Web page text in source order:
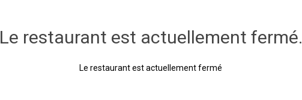
Le restaurant est actuellement fermé.
Le restaurant est actuellement fermé